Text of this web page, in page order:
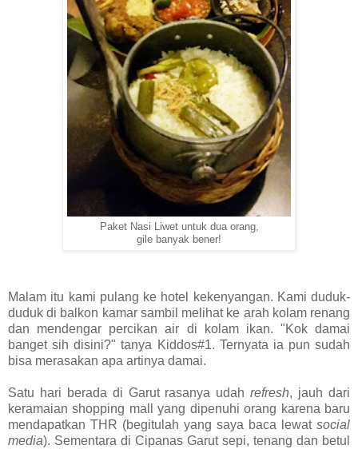
Paket Nasi Liwet untuk dua orang,
gile banyak bener!
Malam itu kami pulang ke hotel kekenyangan. Kami duduk-
duduk di balkon kamar sambil melihat ke arah kolam renang
dan mendengar percikan air di kolam ikan. "Kok damai
banget sih disini?" tanya Kiddos#1. Ternyata ia pun sudah
bisa merasakan apa artinya damai.
Satu hari berada di Garut rasanya udahrefresh, jauh dari
keramaian shopping mall yang dipenuhi orang karena baru
mendapatkan THR (begitulah yang saya baca lewat social
media). Sementara di Cipanas Garut sepi, tenang dan betul